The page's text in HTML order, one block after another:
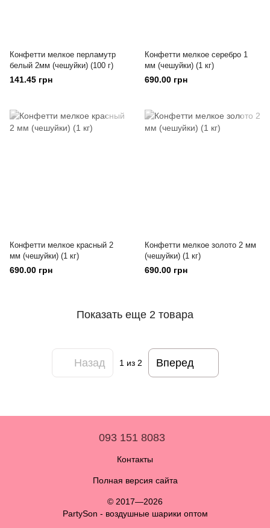
Конфетти мелкое перламутр
белый 2мм (чешуйки) (100 г)
141.45 грн
Конфетти мелкое серебро 1
мм (чешуйки) (1 кг)
690.00 грн
Конфетти мелкое красный 2
мм (чешуйки) (1 кг)
690.00 грн
Конфетти мелкое золото 2 мм
(чешуйки) (1 кг)
690.00 грн
Показать еще 2 товара
Назад 1 из 2 Вперед
093 151 8083
Контакты
Полная версия сайта
© 2017—2026
PartySon - воздушные шарики оптом